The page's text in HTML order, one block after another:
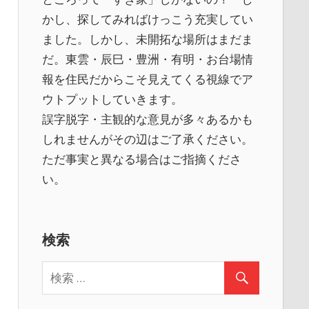
かし、探してみればけっこう充実してい
ました。しかし、未開拓な場所はまだま
だ。東雲・辰巳・豊洲・有明・お台場情
報を住民だからこそ見えてくる視線でア
ウトプットしていきます。
誤字脱字・主観的な意見が多々あるかも
しれませんがその辺はご了承ください。
ただ事実と異なる場合はご指摘くださ
い。
検索